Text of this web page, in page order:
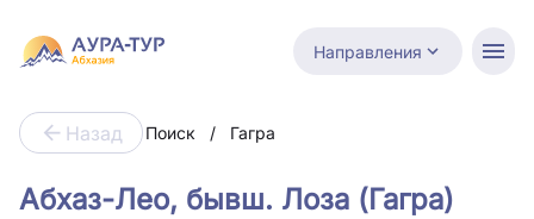
Направления
Назад Поиск / Гагра
Абхаз-Лео, бывш. Лоза (Гагра)